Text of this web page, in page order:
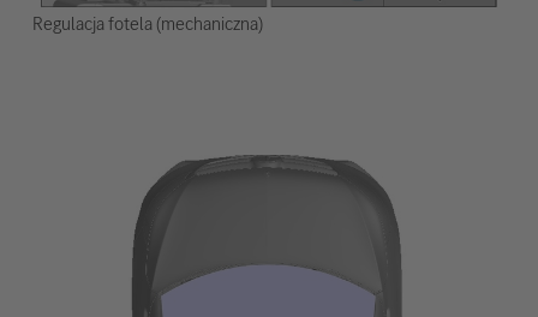
Regulacja fotela (mechaniczna)